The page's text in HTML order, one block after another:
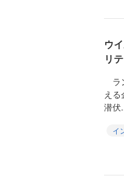
ウ
リ
ラ
え
潜伏
イ